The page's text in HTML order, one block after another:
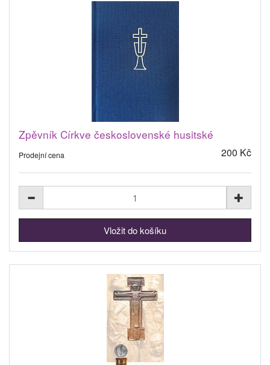
Zpěvník Církve československé husitské
Prodejní cena 200 Kč